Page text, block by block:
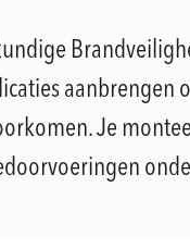
aanbrengen
Je